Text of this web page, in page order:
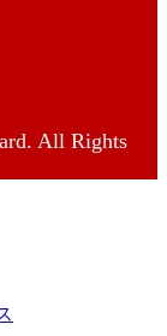
All Rights